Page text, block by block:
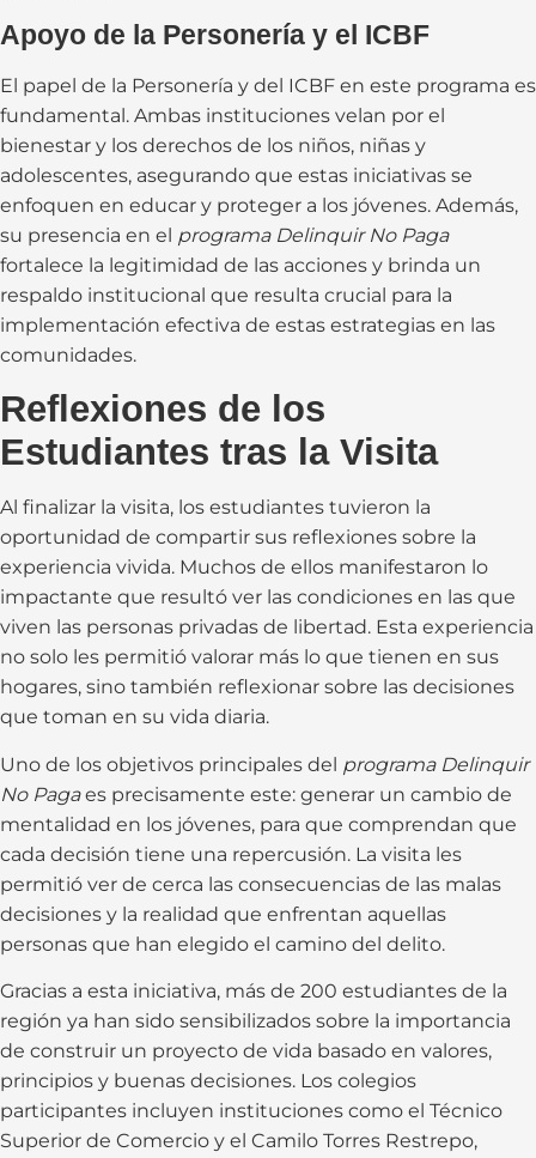
Apoyo de la Personería y el ICBF
El papel de la Personería y del ICBF en este programa es
fundamental. Ambas instituciones velan por el
bienestar y los derechos de los niños, niñas y
adolescentes, asegurando que estas iniciativas se
enfoquen en educar y proteger a los jóvenes. Además,
su presencia en el programa Delinquir No Paga
fortalece la legitimidad de las acciones y brinda un
respaldo institucional que resulta crucial para la
implementación efectiva de estas estrategias en las
comunidades.
Reflexiones de los
Estudiantes tras la Visita
Al finalizar la visita, los estudiantes tuvieron la
oportunidad de compartir sus reflexiones sobre la
experiencia vivida. Muchos de ellos manifestaron lo
impactante que resultó ver las condiciones en las que
viven las personas privadas de libertad. Esta experiencia
no solo les permitió valorar más lo que tienen en sus
hogares, sino también reflexionar sobre las decisiones
que toman en su vida diaria.
Uno de los objetivos principales del programa Delinquir
No Pagaes precisamente este: generar un cambio de
mentalidad en los jóvenes, para que comprendan que
cada decisión tiene una repercusión. La visita les
permitió ver de cerca las consecuencias de las malas
decisiones y la realidad que enfrentan aquellas
personas que han elegido el camino del delito.
Gracias a esta iniciativa, más de 200 estudiantes de la
región ya han sido sensibilizados sobre la importancia
de construir un proyecto de vida basado en valores,
principios y buenas decisiones. Los colegios
participantes incluyen instituciones como el Técnico
Superior de Comercio y el Camilo Torres Restrepo,